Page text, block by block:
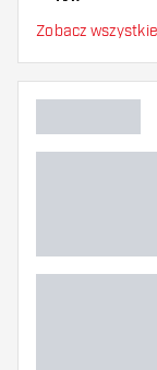
Główny kolor
Zobacz